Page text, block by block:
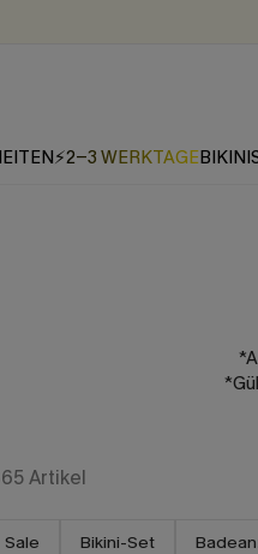
⚡2-3 WERKTAGE
Artikel
Sale Bikini-Set